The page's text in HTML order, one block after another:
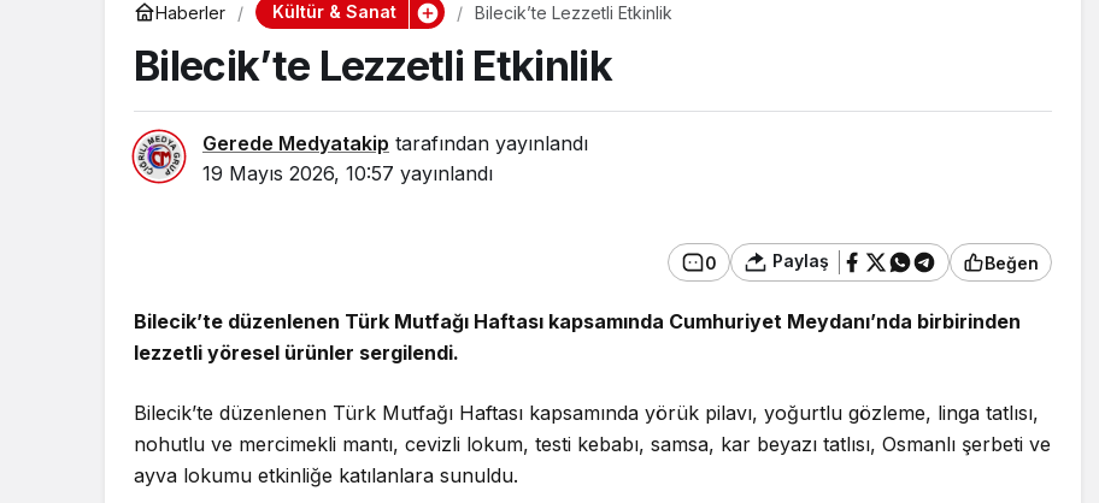
Haberler Kültür & Sanat Bilecik’te Lezzetli Etkinlik
Bilecik’te Lezzetli Etkinlik
Gerede Medyatakip tarafından yayınlandı
19 Mayıs 2026, 10:57 yayınlandı
0 Paylaş Beğen
Bilecik’te düzenlenen Türk Mutfağı Haftası kapsamında Cumhuriyet Meydanı’nda birbirinden
lezzetli yöresel ürünler sergilendi.
Bilecik’te düzenlenen Türk Mutfağı Haftası kapsamında yörük pilavı, yoğurtlu gözleme, linga tatlısı,
nohutlu ve mercimekli mantı, cevizli lokum, testi kebabı, samsa, kar beyazı tatlısı, Osmanlı şerbeti ve
ayva lokumu etkinliğe katılanlara sunuldu.
Güncel
Mahmut Alan Büyük
Tehlikeyi Önledi
Düzce Üniversitesi Ekibi
Slovenya’dan Ses Verdi